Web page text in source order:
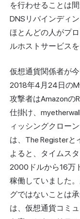
を行わせることは
DNSリバインディ
ほとんどの人がプ
ルホスト サービス
仮想通貨関係者が
2018年4月24日の
攻撃者はAmazonの
仕掛け、
ィッシングクロー
は、The Register
よると、タイムス
2000ドルから16万
稼働していました
グではないことは
は、仮想通貨コミ